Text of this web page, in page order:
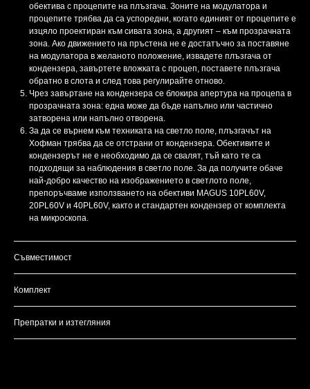
обектива с процепите на плъзгача. Зоните на модулатора и
процепите трябва да са успоредни, когато единият от процепите е
изцяло проектиран към сивата зона, а другият – към прозрачната
зона. Ако движението на пръстена не е достатъчно за поставяне
на модулатора в желаното положение, извадете плъзгача от
кондензера, завъртете вложката с процеп, поставете плъзгача
обратно в слота и след това регулирайте отново.
Чрез завъртане на кондензера се блокира апертура на процепа в
прозрачната зона: една може да бъде напълно или частично
затворена или напълно отворена.
За да се върнем към техниката на светло поле, плъзгачът на
Хофман трябва да се отстрани от кондензера. Обективите и
кондензерът не е необходимо да се свалят, тъй като те са
подходящи за наблюдения в светло поле. За да получите обаче
най-добро качество на изображението в светлото поле,
препоръчваме използването на обективи MAGUS 10PL60V,
20PL60V и 40PL60V, както и стандартен кондензер от комплекта
на микроскопа.
Съвместимост
Комплект
Препратки и изтегляния